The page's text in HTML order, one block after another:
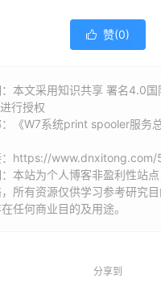
 赞(0)
本文采用知识共享 署名4.0
行授权
《W7系统print spooler服务
https://www.dnxitong.com/
本站为个人博客非盈利性站
所有资源仅供学习参考研究
任何商业目的及用途。
分享到